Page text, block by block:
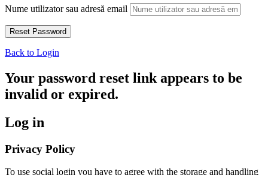
Nume utilizator sau adresă email
Back to Login
Your password reset link appears to be
invalid or expired.
Log in
Privacy Policy
To use social login you have to agree with the storage and handling